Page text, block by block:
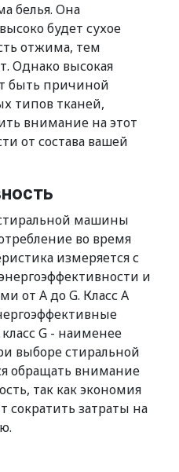
белья. Она
будет сухое
отжима, тем
Однако высокая
быть причиной
типов тканей,
внимание на этот
от состава вашей
машины
во время
измеряется с
и
от A до G. Класс A
G - наименее
выборе стиральной
обращать внимание
так как экономия
сократить затраты на